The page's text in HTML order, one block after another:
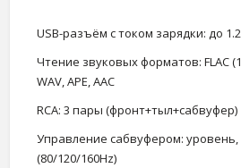
USB-разъём с током зарядки: до
Чтение звуковых форматов: FLAC
WAV, APE, AAC
RCA: 3 пары (фронт+тыл+сабвуфер)
Управление сабвуфером:
(80/120/160Hz)